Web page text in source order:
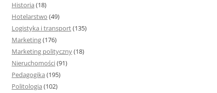
Historia (18)
Hotelarstwo (49)
Logistyka i transport(135)
Marketing(176)
Marketing polityczny(18)
Nieruchomości(91)
Pedagogika (195)
Politologia (102)